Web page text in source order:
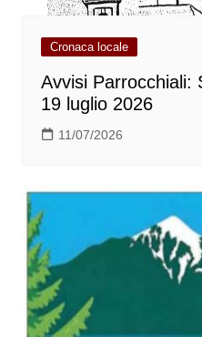
Cronaca locale
Avvisi Parrocchiali:
19 luglio 2026
11/07/2026